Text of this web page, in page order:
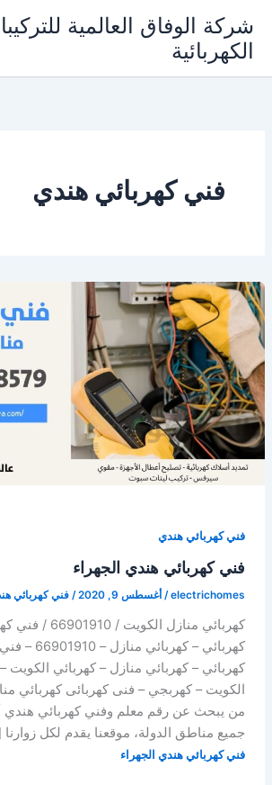
المحتوى
شركة الوفاق العالمية
الكهربائية
فني كهربائي هندي
فني كهربائي هندي
فني كهربائي هندي الجهراء
electrichomes
/ أغسطس 9, 2020 / فني كهربائي
كهربائي منازل
كهربائي –
كهربائي – كهربائي منازل – كهربائي الكويت
الكويت – كهربجي – فنى كهربائى كهربائي
من يبحث عن رقم معلم وفني كهربائي هندي
جميع مناطق الدولة، موقعنا يقدم لكل
فني كهربائي هندي الجهراء